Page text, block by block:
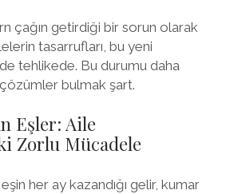
çağın getirdiği bir sorun olarak
tasarrufları, bu yeni
tehlikede. Bu durumu daha
bulmak şart.
Eşler: Aile
Zorlu Mücadele
her ay kazandığı gelir, kumar